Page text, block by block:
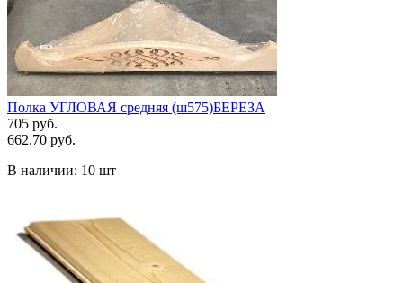
Полка УГЛОВАЯ средняя (ш575)БЕРЕЗА
705 руб.
662.70 руб.
В наличии: 10 шт